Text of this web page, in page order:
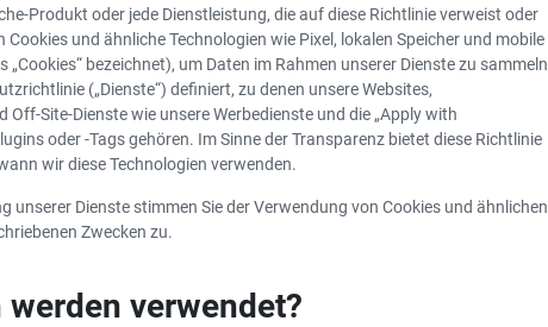
Produkt oder jede Dienstleistung, die auf diese Richtlinie verweist oder
und ähnliche Technologien wie Pixel, lokalen Speicher und mobile
bezeichnet), um Daten im Rahmen unserer Dienste zu sammeln
(„Dienste“) definiert, zu denen unsere Websites,
Site-Dienste wie unsere Werbedienste und die „Apply with
oder -Tags gehören. Im Sinne der Transparenz bietet diese Richtlinie
wir diese Technologien verwenden.
unserer Dienste stimmen Sie der Verwendung von Cookies und ähnlichen
Zwecken zu.
verwendet?
SOMMER-RABATT
Die Vorteile der
Autovermietung im
Sommer